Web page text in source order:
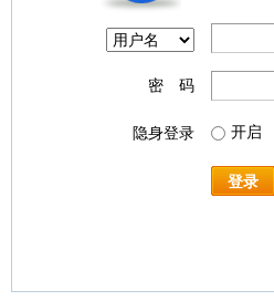
密 码
隐身登录 开启
登录